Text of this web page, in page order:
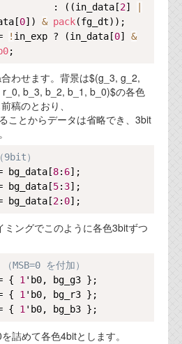
                           : ((in_data[
2]
0]) & pack(fg_dt));
! in_exp ? (in_data[0] &
わせます。背景は$(g_3, g_2,
b_3, b_2, b_1, b_0)$の各色
稿のとおり、
ことからデータは省略でき、3bit
9bit）
bg_data[8: 6];
bg_data[5: 3];
bg_data[2: 0
ミングでこのように各色3bitずつ
を付加）
{ 1 'b0, bg_g3 };
{ 1 'b0, bg_r3 };
{ 1
詰めて各色4bitとします。